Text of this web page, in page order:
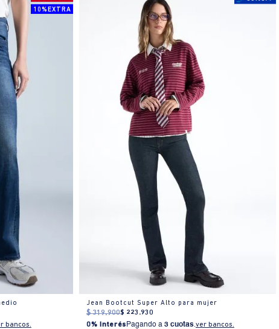
10%EXTRA
bancos.
Jean Bootcut Super Alto para mujer
$ 319.900$ 223 .930
0% Interés Pagando a 3 cuotas.ver bancos.